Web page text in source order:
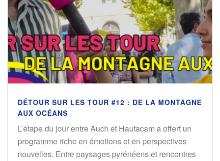
DÉTOUR SUR LES TOUR #12 : DE LA MONTAGNE
AUX OCÉANS
L’étape du jour entre Auch et Hautacam a offert un
programme riche en émotions et en perspectives
nouvelles. Entre paysages pyrénéens et rencontres